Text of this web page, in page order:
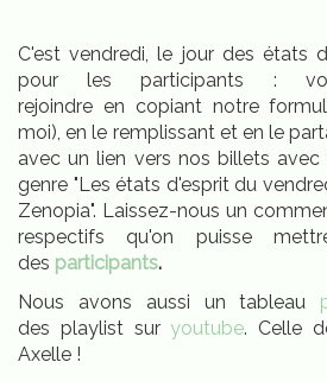
C'est vendredi, le jour des états
pour les participants :
rejoindre en copiant notre
moi), en le remplissant et en le
avec un lien vers nos billets
genre "Les états d'esprit du
Zenopia". Laissez-nous un
respectifs qu'on puisse
des participants.
Nous avons aussi un tableau
des playlist sur youtube. Celle
Axelle !